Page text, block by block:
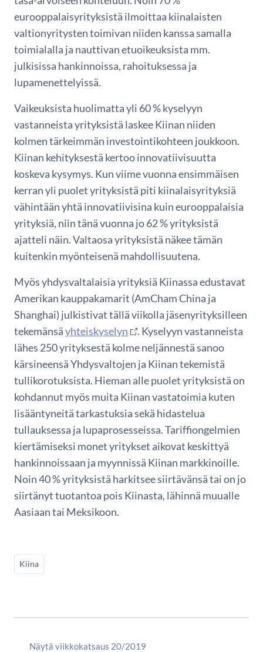
eurooppalaisyrityksistä ilmoittaa kiinalaisten
valtionyritysten toimivan niiden kanssa samalla
toimialalla ja nauttivan etuoikeuksista mm.
julkisissa hankinnoissa, rahoituksessa ja
lupamenettelyissä.
Vaikeuksista huolimatta yli 60 % kyselyyn
vastanneista yrityksistä laskee Kiinan niiden
kolmen tärkeimmän investointikohteen joukkoon.
Kiinan kehityksestä kertoo innovatiivisuutta
koskeva kysymys. Kun viime vuonna ensimmäisen
kerran yli puolet yrityksistä piti kiinalaisyrityksiä
vähintään yhtä innovatiivisina kuin eurooppalaisia
yrityksiä, niin tänä vuonna jo 62 % yrityksistä
ajatteli näin. Valtaosa yrityksistä näkee tämän
kuitenkin myönteisenä mahdollisuutena.
Myös yhdysvaltalaisia yrityksiä Kiinassa edustavat
Amerikan kauppakamarit (AmCham China ja
Shanghai) julkistivat tällä viikolla jäsenyrityksilleen
tekemänsäyhteiskyselyn
. Kyselyyn vastanneista
lähes 250 yrityksestä kolme neljännestä sanoo
kärsineensä Yhdysvaltojen ja Kiinan tekemistä
tullikorotuksista. Hieman alle puolet yrityksistä on
kohdannut myös muita Kiinan vastatoimia kuten
lisääntyneitä tarkastuksia sekä hidastelua
tullauksessa ja lupaprosesseissa. Tariffiongelmien
kiertämiseksi monet yritykset aikovat keskittyä
hankinnoissaan ja myynnissä Kiinan markkinoille.
Noin 40 % yrityksistä harkitsee siirtävänsä tai on jo
siirtänyt tuotantoa pois Kiinasta, lähinnä muualle
Aasiaan tai Meksikoon.
Kiina
Näytä viikkokatsaus 20/2019